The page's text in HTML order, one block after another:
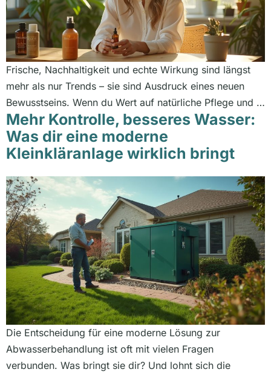
Frische, Nachhaltigkeit und echte Wirkung sind längst
mehr als nur Trends – sie sind Ausdruck eines neuen
Bewusstseins. Wenn du Wert auf natürliche Pflege und …
Mehr Kontrolle, besseres Wasser:
Was dir eine moderne
Kleinkläranlage wirklich bringt
Die Entscheidung für eine moderne Lösung zur
Abwasserbehandlung ist oft mit vielen Fragen
verbunden. Was bringt sie dir? Und lohnt sich die